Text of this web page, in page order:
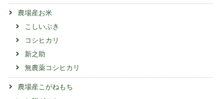
農場産お米
こしいぶき
コシヒカリ
新之助
無農薬コシヒカリ
農場産こがねもち